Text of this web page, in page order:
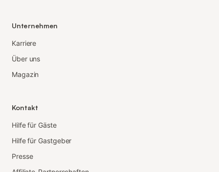
Unternehmen
Karriere
Über uns
Magazin
Kontakt
Hilfe für Gäste
Hilfe für Gastgeber
Presse